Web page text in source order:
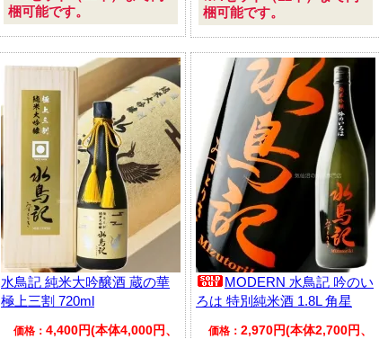
梱可能です。
梱可能です。
水鳥記 純米大吟醸酒 蔵の華
極上三割 720ml
価格： 4,400円(本体4,000円、
MODERN 水鳥記 吟のい
ろは 特別純米酒 1.8L 角星
価格： 2,970円(本体2,700円、